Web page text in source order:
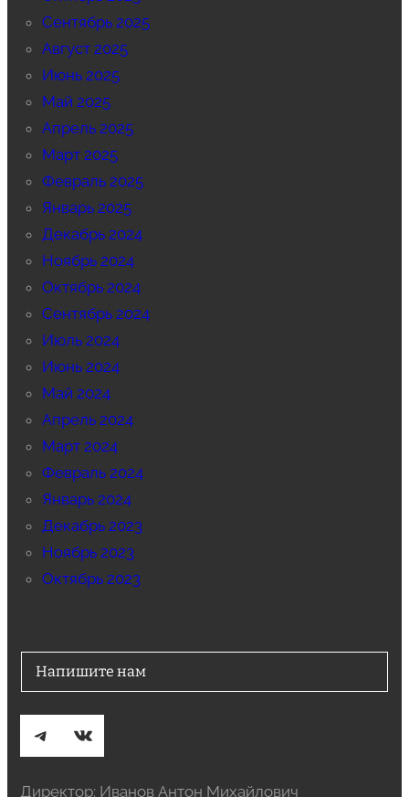
Сентябрь 2025
Август 2025
Июнь 2025
Май 2025
Апрель 2025
Март 2025
Февраль 2025
Январь 2025
Декабрь 2024
Ноябрь 2024
Октябрь 2024
Сентябрь 2024
Июль 2024
Июнь 2024
Май 2024
Апрель 2024
Март 2024
Февраль 2024
Январь 2024
Декабрь 2023
Ноябрь 2023
Октябрь 2023
Напишите нам
Telegram ВКонтакте
Директор: Иванов Антон Михайлович